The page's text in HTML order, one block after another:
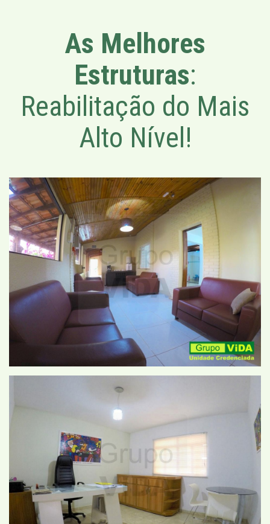
As Melhores
Estruturas:
Reabilitação do Mais
Alto Nível!